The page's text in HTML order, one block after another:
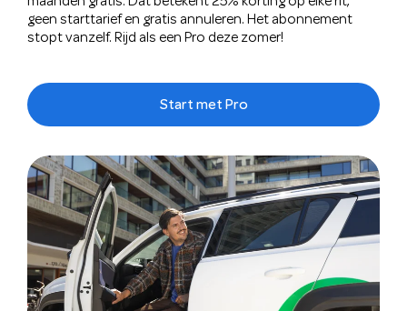
geen starttarief en gratis annuleren. Het abonnement
stopt vanzelf. Rijd als een Pro deze zomer!
Start met Pro